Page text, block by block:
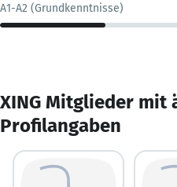
A1-A2 (Grundkenntnisse)
XING Mitglieder mit
Profilangaben